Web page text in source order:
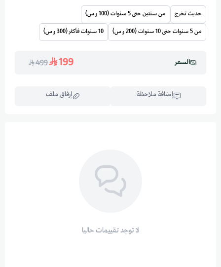
حديث تخرج
من سنتين حتى 5 سنوات (100 ر.س)
من 5 سنوات حتى 10 سنوات (200 ر.س)
10 سنوات فأكثر (300 ر.س)
السعر 199
499
إضافة ملاحظة إرفاق ملف
لا توجد تقييمات حاليا